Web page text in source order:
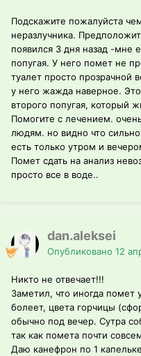
Подскажите пожалуйста
неразлучника.
появился 3 дня назад -мне
попугая. У него помет не
туалет просто прозрачной
у него жажда наверное.
второго попугая, который
Помогите с лечением.
людям. но видно что
есть только утром и
Помет сдать на анализ
просто все в воде..
dan.aleksei
Опубликовано 12
Никто не отвечает!!!
Заметил, что иногда помет
болеет, цвета горчицы
обычно под вечер. Сутра
так как помета почти
Даю канефрон по 1